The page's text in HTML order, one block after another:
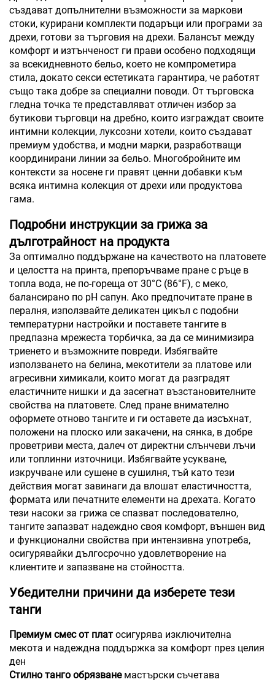
създават допълнителни възможности за маркови
стоки, курирани комплекти подаръци или програми за
дрехи, готови за търговия на дрехи. Балансът между
комфорт и изтънченост ги прави особено подходящи
за всекидневното бельо, което не компрометира
стила, докато секси естетиката гарантира, че работят
също така добре за специални поводи. От търговска
гледна точка те представляват отличен избор за
бутикови търговци на дребно, които изграждат своите
интимни колекции, луксозни хотели, които създават
премиум удобства, и модни марки, разработващи
координирани линии за бельо. Многобройните им
контексти за носене ги правят ценни добавки към
всяка интимна колекция от дрехи или продуктова
гама.
Подробни инструкции за грижа за
дълготрайност на продукта
За оптимално поддържане на качеството на платовете
и целостта на принта, препоръчваме пране с ръце в
топла вода, не по-гореща от 30°C (86°F), с меко,
балансирано по pH сапун. Ако предпочитате пране в
пералня, използвайте деликатен цикъл с подобни
температурни настройки и поставете тангите в
предпазна мрежеста торбичка, за да се минимизира
триенето и възможните повреди. Избягвайте
използването на белина, мекотители за платове или
агресивни химикали, които могат да разградят
еластичните нишки и да засегнат възстановителните
свойства на платовете. След пране внимателно
оформете отново тангите и ги оставете да изсъхнат,
положени на плоско или закачени, на сянка, в добре
проветриви места, далеч от директни слънчеви лъчи
или топлинни източници. Избягвайте усукване,
изкручване или сушене в сушилня, тъй като тези
действия могат завинаги да влошат еластичността,
формата или печатните елементи на дрехата. Когато
тези насоки за грижа се спазват последователно,
тангите запазват надеждно своя комфорт, външен вид
и функционални свойства при интензивна употреба,
осигурявайки дългосрочно удовлетворение на
клиентите и запазване на стойността.
Убедителни причини да изберете тези
танги
Премиум смес от плат осигурява изключителна
мекота и надеждна поддържка за комфорт през целия
ден
Стилно танго обрязване мастърски съчетава